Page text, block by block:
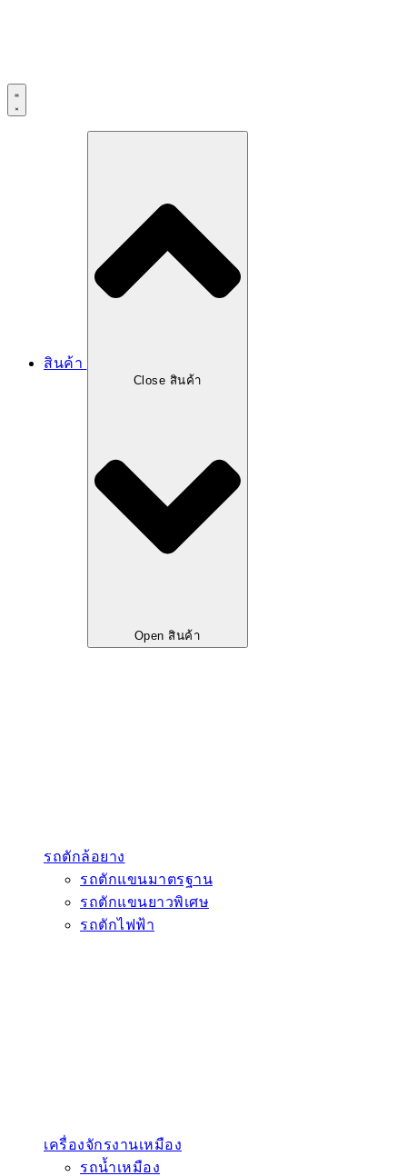
สินค้า
Close สินค้า
Open สินค้า
รถตักล้อยาง
รถตักแขนมาตรฐาน
รถตักแขนยาวพิเศษ
รถตักไฟฟ้า
เครื่องจักรงานเหมือง
รถน้ำเหมือง